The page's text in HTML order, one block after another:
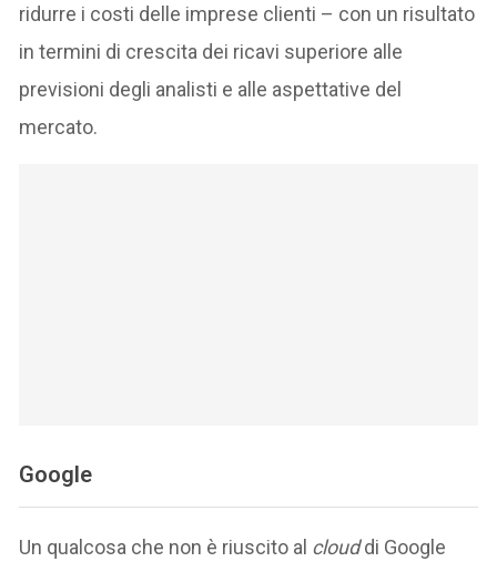
ridurre i costi delle imprese clienti – con un risultato
in termini di crescita dei ricavi superiore alle
previsioni degli analisti e alle aspettative del
mercato.
Google
Un qualcosa che non è riuscito al clouddi Google